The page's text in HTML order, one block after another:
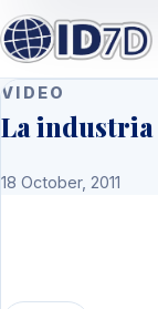
VIDEO
La industria
18 October, 2011